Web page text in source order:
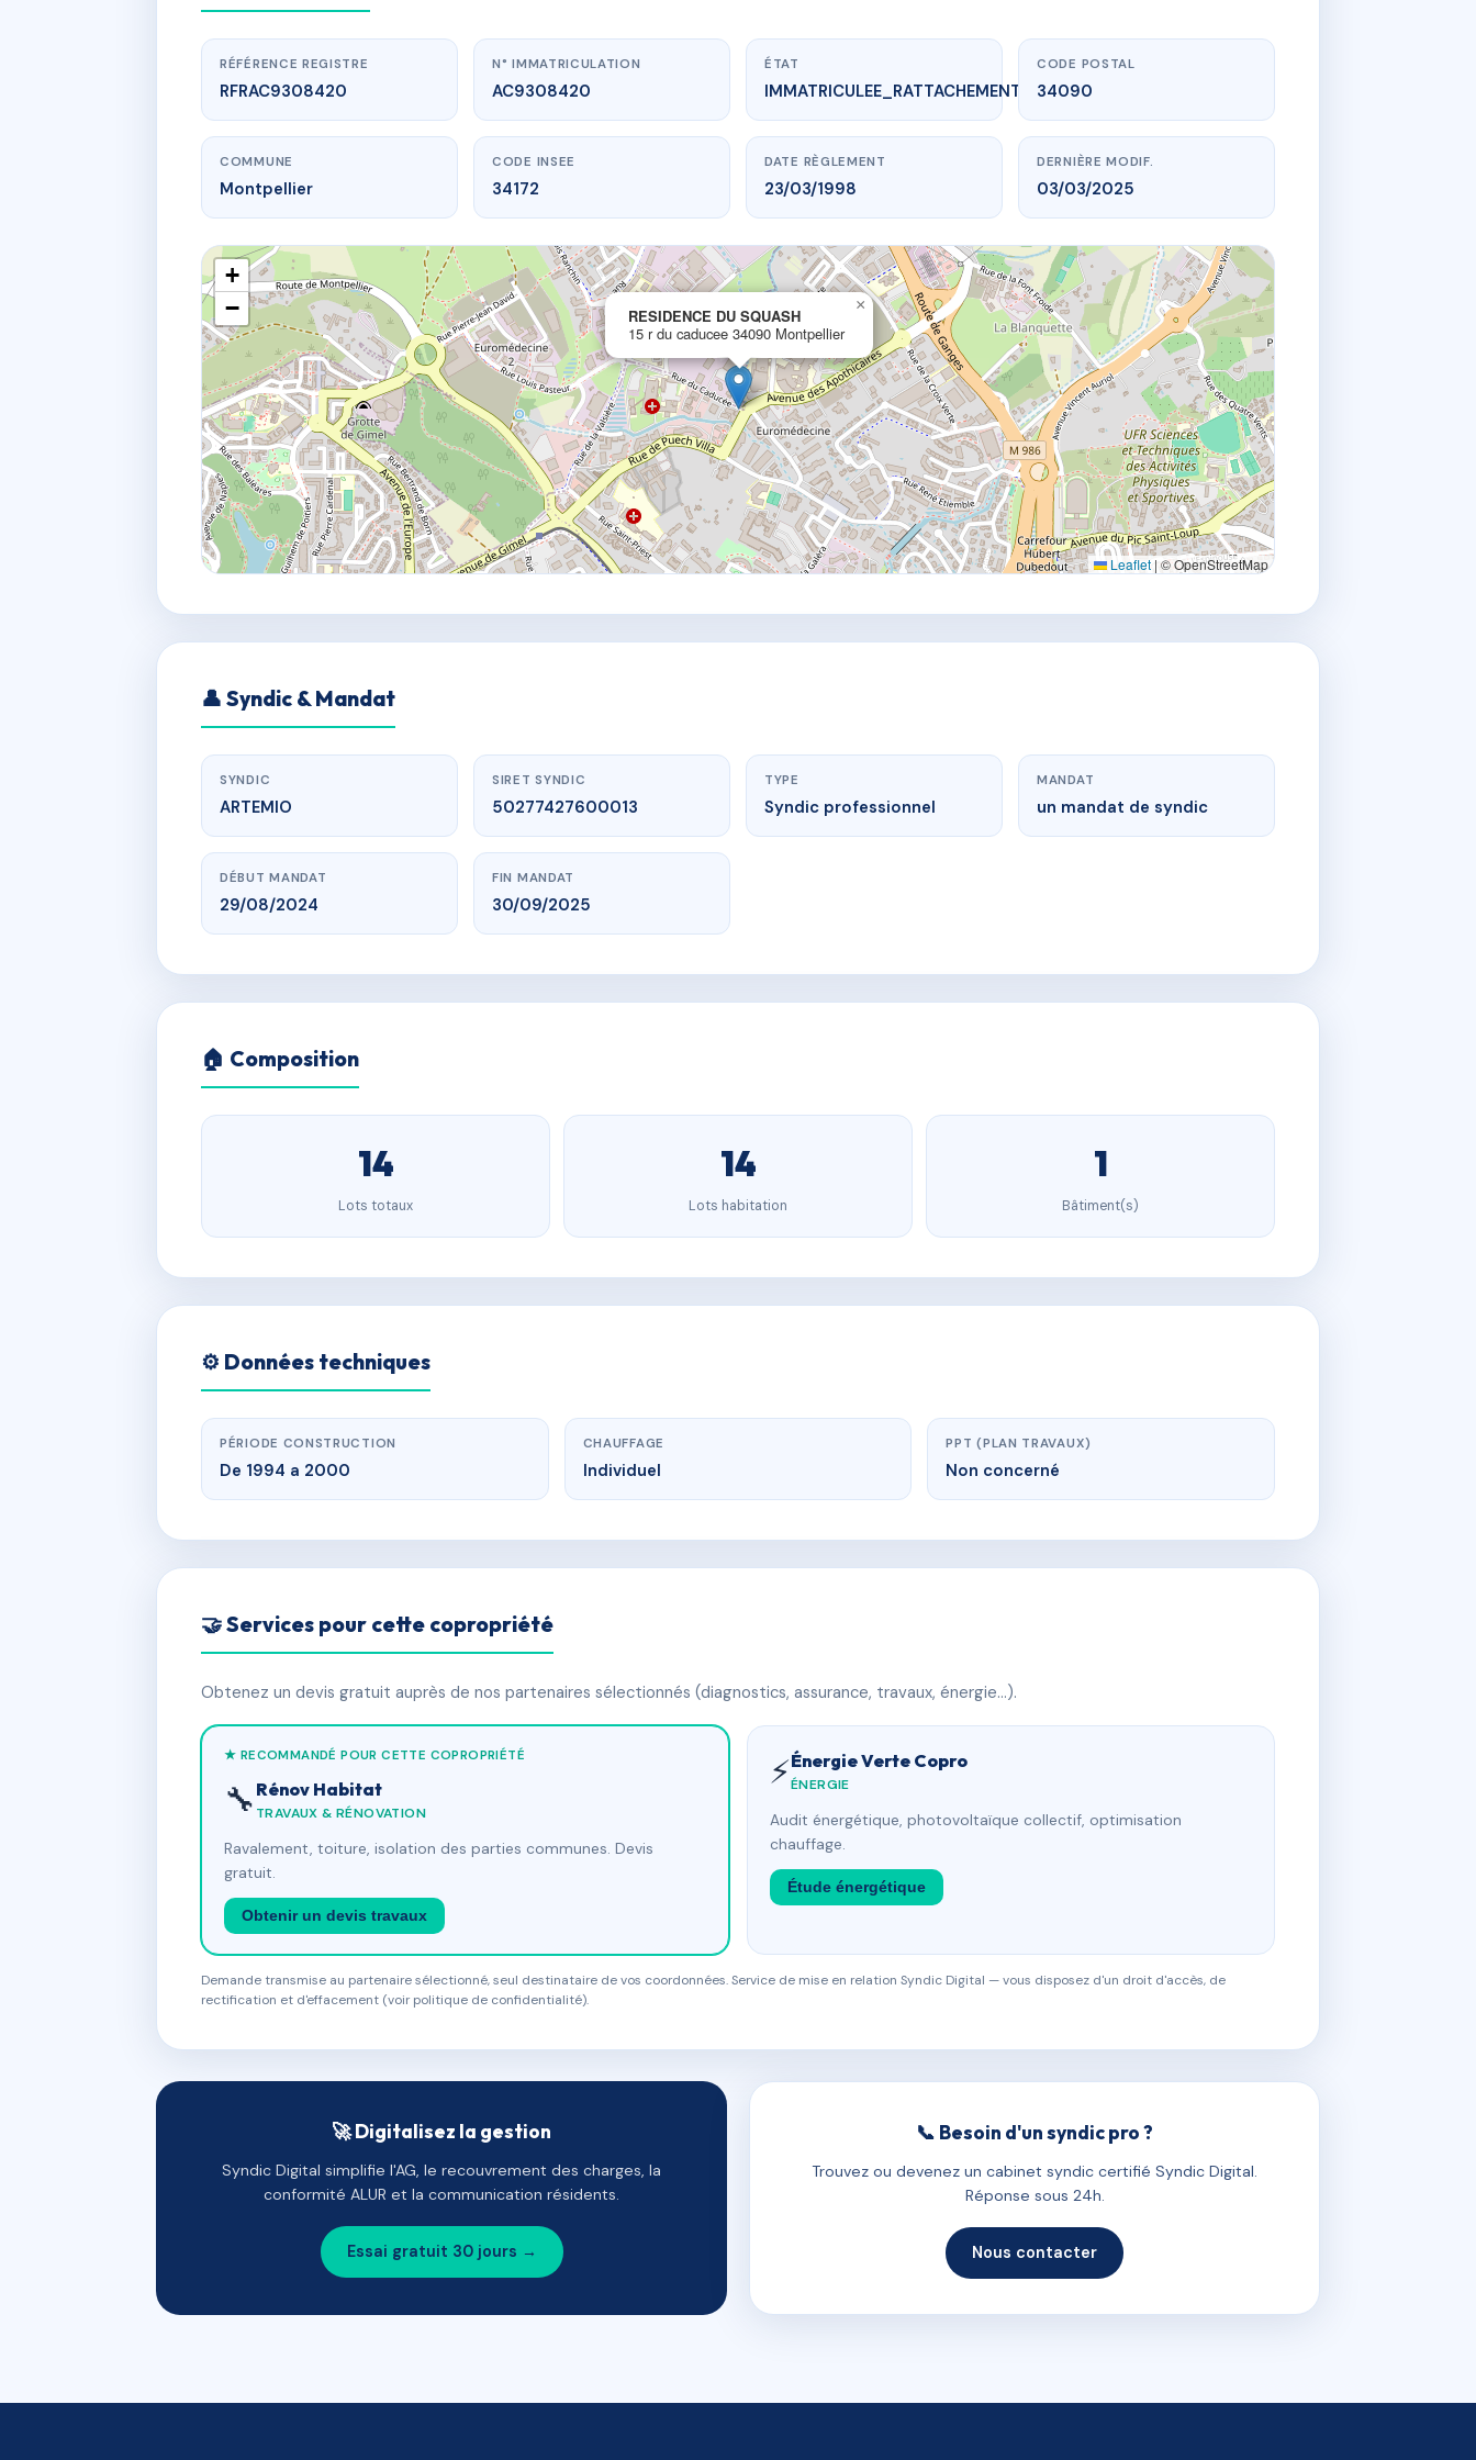
www.vme.plus/AC9308420
RESIDENCE DU SQUASH
15 r du caducee34090 Montpellier
RÉFÉRENCE REGISTRE
RFRAC9308420
N° IMMATRICULATION
AC9308420
ÉTAT
IMMATRICULEE_RATTACHEMENT_EXPIRE
CODE POSTAL
34090
COMMUNE
Montpellier
CODE INSEE
34172
DATE RÈGLEMENT
23/03/1998
DERNIÈRE MODIF.
03/03/2025
RESIDENCE DU SQUASH
15 r du caducee 34090 Montpellier
×
+
−
Leaflet | © OpenStreetMap
👤 Syndic & Mandat
SYNDIC
ARTEMIO
SIRET SYNDIC
50277427600013
TYPE
Syndic professionnel
MANDAT
un mandat de syndic
DÉBUT MANDAT
29/08/2024
FIN MANDAT
30/09/2025
🏠 Composition
14
Lots totaux
14
Lots habitation
1
Bâtiment(s)
⚙️ Données techniques
PÉRIODE CONSTRUCTION
De 1994 a 2000
CHAUFFAGE
Individuel
PPT (PLAN TRAVAUX)
Non concerné
🤝 Services pour cette copropriété
Obtenez un devis gratuit auprès de nos partenaires sélectionnés (diagnostics, assurance, travaux, énergie…).
★ RECOMMANDÉ POUR CETTE COPROPRIÉTÉ
🔧 Rénov Habitat
TRAVAUX & RÉNOVATION
Ravalement, toiture, isolation des parties communes. Devis
gratuit.
Obtenir un devis travaux
⚡Énergie Verte Copro
ÉNERGIE
Audit énergétique, photovoltaïque collectif, optimisation
chauffage.
Étude énergétique
Demande transmise au partenaire sélectionné, seul destinataire de vos coordonnées. Service de mise en relation Syndic Digital — vous disposez d'un droit d'accès, de
rectification et d'effacement (voir politique de confidentialité).
🚀 Digitalisez la gestion
Syndic Digital simplifie l'AG, le recouvrement des charges, la
conformité ALUR et la communication résidents.
Essai gratuit 30 jours →
📞 Besoin d'un syndic pro ?
Trouvez ou devenez un cabinet syndic certifié Syndic Digital.
Réponse sous 24h.
Nous contacter